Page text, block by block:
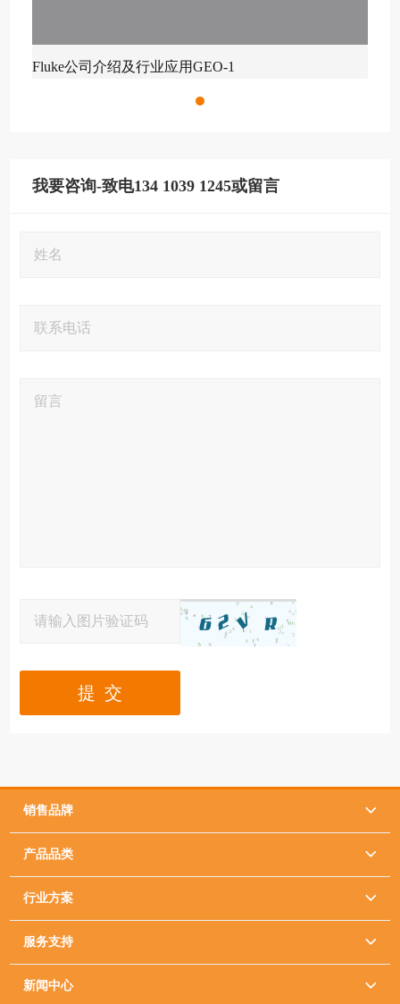
Fluke公司介绍及行业应用GEO-1
我要咨询-致电134 1039 1245或留言
提 交
销售品牌 
产品品类 
行业方案 
服务支持 
新闻中心 